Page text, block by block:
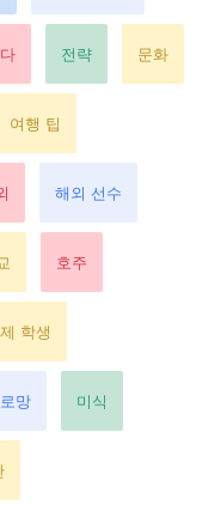
전략 문화
여행 팁
해외 선수
호주
학생
망 미식